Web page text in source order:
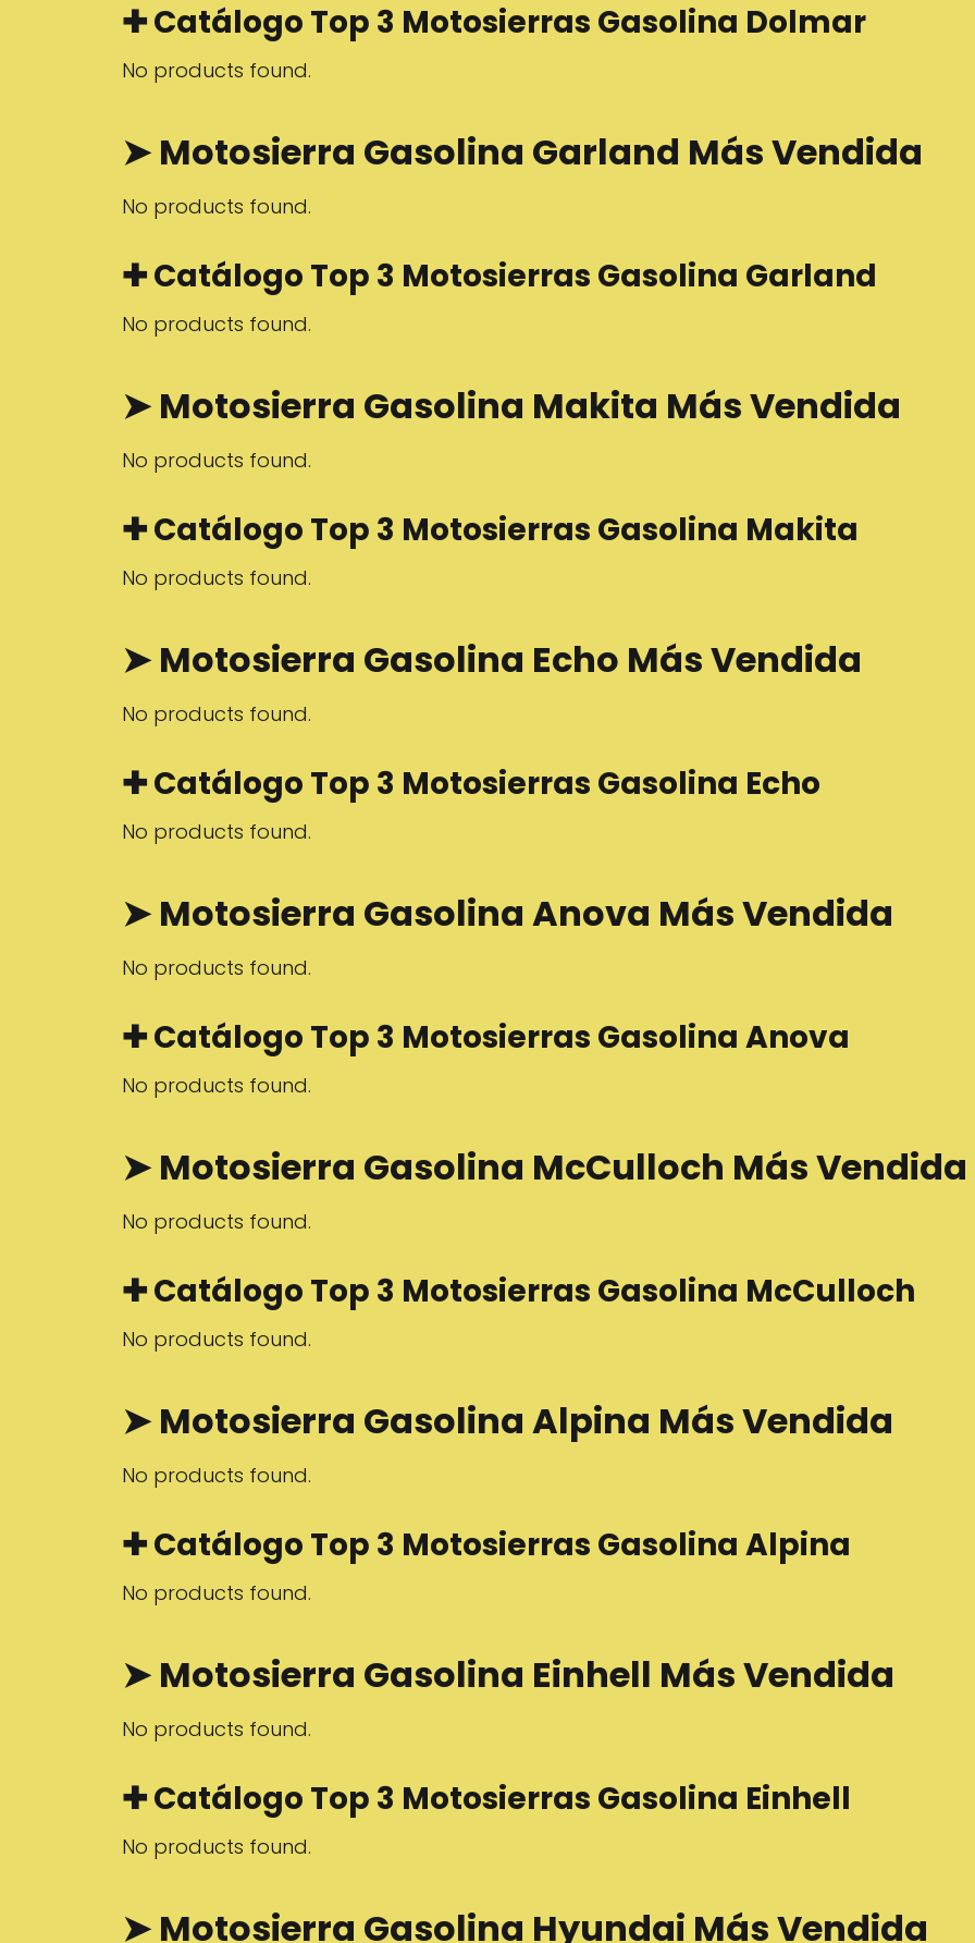
✚ Catálogo Top 3 Motosierras Gasolina Dolmar
No products found.
➤ Motosierra Gasolina Garland Más Vendida
No products found.
✚ Catálogo Top 3 Motosierras Gasolina Garland
No products found.
➤ Motosierra Gasolina Makita Más Vendida
No products found.
✚ Catálogo Top 3 Motosierras Gasolina Makita
No products found.
➤ Motosierra Gasolina Echo Más Vendida
No products found.
✚ Catálogo Top 3 Motosierras Gasolina Echo
No products found.
➤ Motosierra Gasolina Anova Más Vendida
No products found.
✚ Catálogo Top 3 Motosierras Gasolina Anova
No products found.
➤ Motosierra Gasolina McCulloch Más Vendida
No products found.
✚ Catálogo Top 3 Motosierras Gasolina McCulloch
No products found.
➤ Motosierra Gasolina Alpina Más Vendida
No products found.
✚ Catálogo Top 3 Motosierras Gasolina Alpina
No products found.
➤ Motosierra Gasolina Einhell Más Vendida
No products found.
✚ Catálogo Top 3 Motosierras Gasolina Einhell
No products found.
➤ Motosierra Gasolina Hyundai Más Vendida